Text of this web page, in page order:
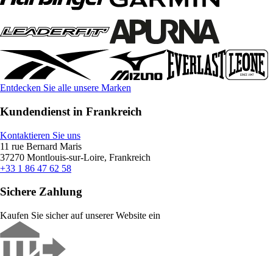
Entdecken Sie alle unsere Marken
Kundendienst in Frankreich
Kontaktieren Sie uns
11 rue Bernard Maris
37270 Montlouis-sur-Loire, Frankreich
+33 1 86 47 62 58
Sichere Zahlung
Kaufen Sie sicher auf unserer Website ein